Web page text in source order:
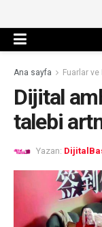
Ana sayfa Fuarlar
Dijital
talebi
Yazan: